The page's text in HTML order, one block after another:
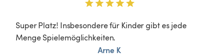
Super Platz! Insbesondere für Kinder gibt es jede
Menge Spielemöglichkeiten.
Arne K